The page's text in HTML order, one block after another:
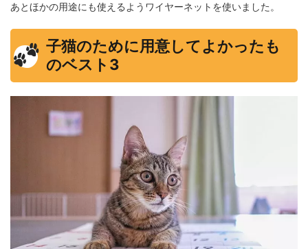
あとほかの用途にも使えるようワイヤーネットを使いました。
子猫のために用意してよかったも
のベスト3